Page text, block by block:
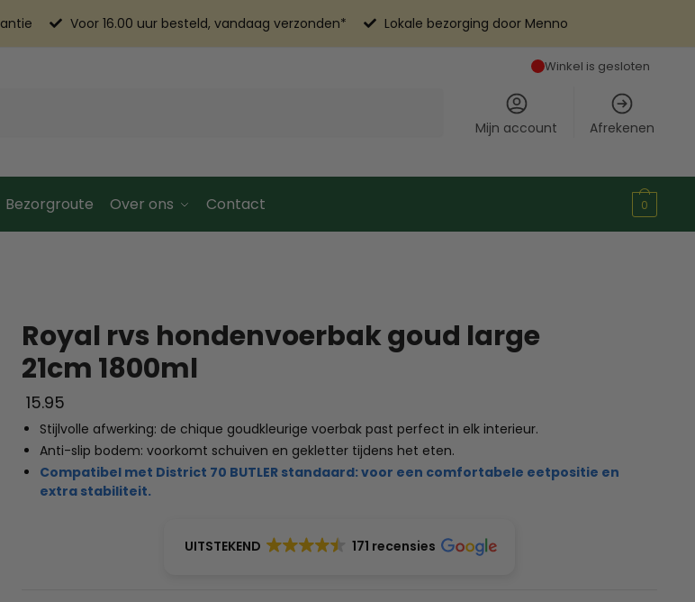
Voor 16.00 uur besteld, vandaag verzonden* Lokale bezorging door Menno
Winkel is gesloten
Mijn account Afrekenen
Bezorgroute Over ons Contact 0
Royal rvs hondenvoerbak goud large
21cm 1800ml
15.95
Stijlvolle afwerking: de chique goudkleurige voerbak past perfect in elk interieur.
Anti-slip bodem: voorkomt schuiven en gekletter tijdens het eten.
Compatibel met District 70 BUTLER standaard: voor een comfortabele eetpositie en
extra stabiliteit.
UITSTEKEND 171 recensies